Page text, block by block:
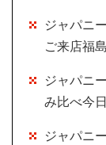
ジャパニ
ご来店福
ジャパニ
み比べ今
ジャパニ